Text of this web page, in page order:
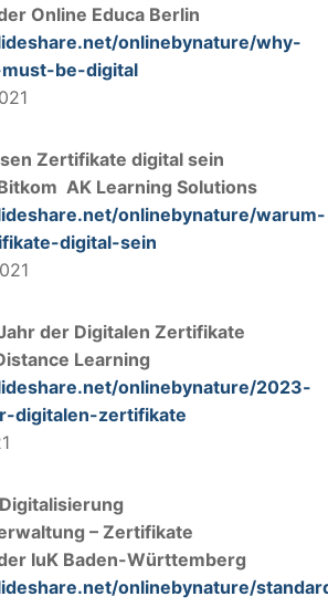
Online Educa Berlin
onlinebynature/why-
be-digital
Zertifikate digital sein
AK Learning Solutions
onlinebynature/warum-
digital-sein
der Digitalen Zertifikate
Learning
onlinebynature/2023-
digitalen-zertifikate
– Zertifikate
IuK Baden-Württemberg
onlinebynature/